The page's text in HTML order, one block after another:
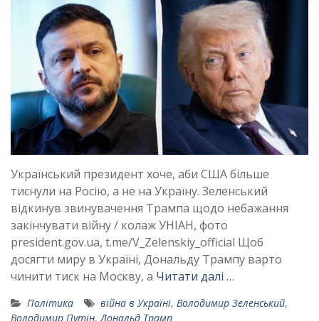
Український президент хоче, аби США більше
тиснули на Росію, а не на Україну. Зеленський
відкинув звинувачення Трампа щодо небажання
закінчувати війну / колаж УНІАН, фото
president.gov.ua, t.me/V_Zelenskiy_official Щоб
досягти миру в Україні, Дональду Трампу варто
чинити тиск на Москву, а Читати далі …
Політика війна в Україні, Володимир Зеленський,
Володимир Путін, Дональд Трамп